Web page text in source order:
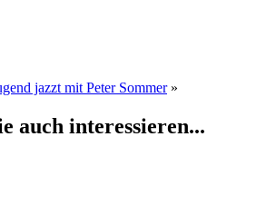
jazzt mit Peter Sommer»
auch interessieren...